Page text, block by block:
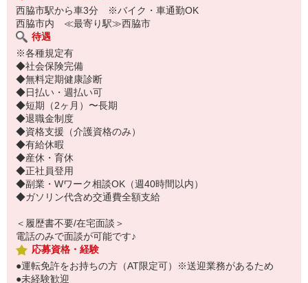
西脇市駅から車3分 ※バイク・車通勤OK
西脇市内 ≪最寄り駅≫西脇市
待遇
※各種規定有
◆社会保険完備
◆無料定期健康診断
◆日払い・週払い可
◆短期（2ヶ月）〜長期
◆退職金制度
◆資格支援（介護資格のみ）
◆有給休暇
◆産休・育休
◆正社員登用
◆副業・Wワーク相談OK（週40時間以内）
◆ガソリン代含め交通費全額支給
＜履歴書不要/在宅面談＞
電話のみで面談が可能です♪
応募資格・経験
●運転免許をお持ちの方（AT限定可）※送迎業務があるため
●未経験歓迎